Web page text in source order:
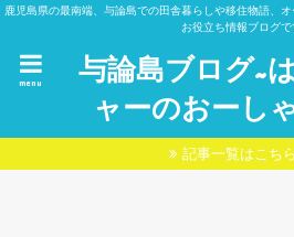
鹿児島県の最南端、与論島での田舎暮らしや移住物語、
お役立ち情報ブログで
与論島ブログ~
ャーのおーし
menu
記事一覧はこち